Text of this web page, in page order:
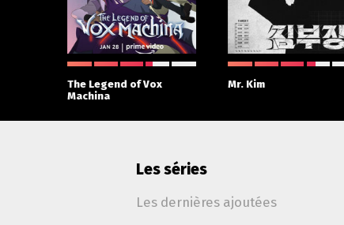
The Legend of Vox
Machina
Mr. Kim
Les séries
Les dernières ajoutées